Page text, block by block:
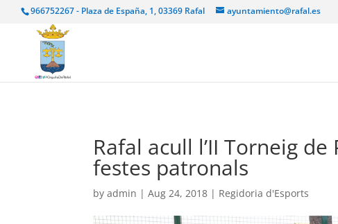
966752267 - Plaza de España, 1, 03369 Rafal ayuntamiento@rafal.es
Rafal acull l’II Torneig
festes patronals
byadmin |Aug 24, 2018 | Regidoria d'Esports